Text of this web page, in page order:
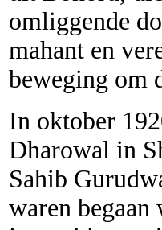
omliggende
mahant en
beweging om
In oktober
Dharowal in
Sahib
waren begaan